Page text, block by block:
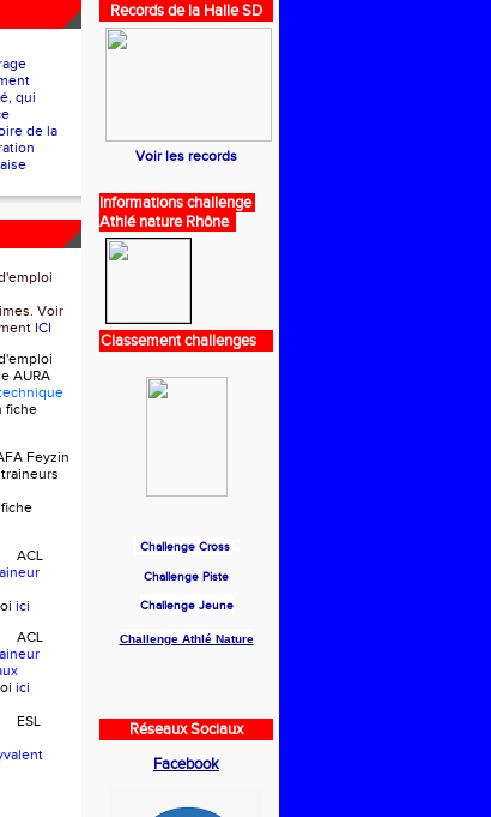
qui
de la
Voir
ICI
AURA
fiche
Feyzin
ACL
ici
ACL
ici
ESL
Records de la Halle SD
Voir les records
Informations challenge
Athlé nature Rhône
Classement challenges
Challenge CrossC
Challenge Piste
Challenge Jeune
Challenge Athlé Nature
Réseaux Sociaux
Facebook